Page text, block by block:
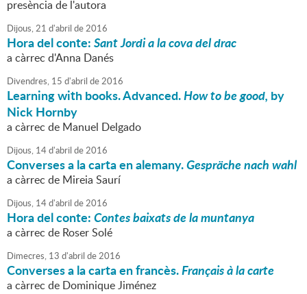
presència de l'autora
Dijous,21 d'abril de2016
Hora del conte:Sant Jordi a la cova del drac
a càrrec d'Anna Danés
Divendres, 15 d'abril de2016
Learning with books. Advanced.How to be good, by
Nick Hornby
a càrrec de Manuel Delgado
Dijous, 14d'abril de2016
Converses a la carta en alemany.Gespräche nach wahl
a càrrec de Mireia Saurí
Dijous, 14d'abril de2016
Hora del conte:Contes baixats de la muntanya
a càrrec de Roser Solé
Dimecres, 13 d'abril de2016
Converses a la carta en francès.Français à la carte
a càrrec de Dominique Jiménez